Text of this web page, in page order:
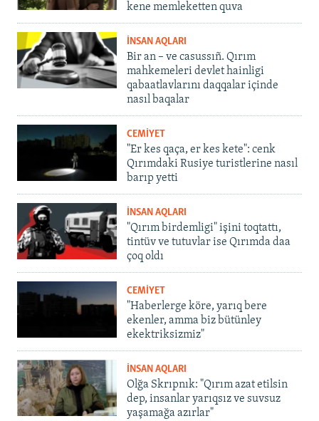
kene memleketten quva
İNSAN AQLARI
Bir an – ve casussıñ. Qırım
mahkemeleri devlet hainligi
qabaatlavlarını daqqalar içinde
nasıl baqalar
CEMİYET
"Er kes qaça, er kes kete": cenk
Qırımdaki Rusiye turistlerine nasıl
barıp yetti
İNSAN AQLARI
"Qırım birdemligi" işini toqtattı,
tintüv ve tutuvlar ise Qırımda daa
çoq oldı
CEMİYET
"Haberlerge köre, yarıq bere
ekenler, amma biz bütünley
ekektriksizmiz"
İNSAN AQLARI
Olğa Skrıpnık: "Qırım azat etilsin
dep, insanlar yarıqsız ve suvsuz
yaşamağa azırlar"